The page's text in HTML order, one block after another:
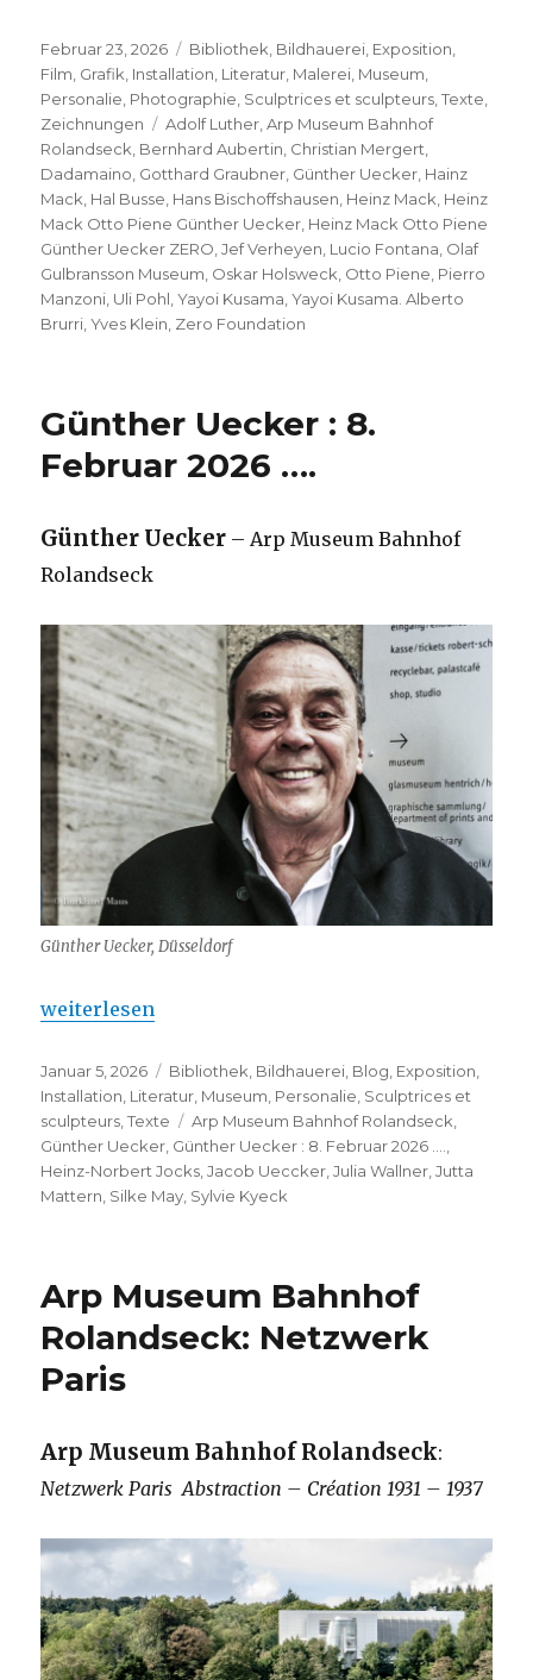
Veröffentlicht
am
Februar 23, 2026 Kategorien
Bibliothek Bildhauerei Exposition
Film Grafik Installation Literatur Malerei Museum
Personalie Photographie Sculptrices et sculpteurs ,Texte
Zeichnungen
Schlagwörter
Adolf Luther ,Arp Museum Bahnhof
Rolandseck Bernhard Aubertin Christian Mergert
Dadamaino Gotthard Graubner Günther Uecker Hainz
Mack Hal Busse Hans Bischoffshausen Heinz Mack Heinz
Mack Otto Piene Günther Uecker Heinz Mack Otto Piene
Günther Uecker ZERO ,Jef Verheyen Lucio Fontana Olaf
Gulbransson Museum Oskar Holsweck Otto Piene Pierro
Manzoni Uli Pohl ,Yayoi Kusama ,Yayoi Kusama. Alberto
Brurri ,Yves Klein Zero Foundation
Günther Uecker : 8.
Februar 2026 ….
Günther Uecker – Arp Museum Bahnhof
Rolandseck
Günther Uecker, Düsseldorf
„Günther Uecker : 8. Februar 2026 ….“
weiterlesen
Veröffentlicht
am
Januar 5, 2026 Kategorien
Bibliothek Bildhauerei Blog Exposition
Installation Literatur Museum Personalie Sculptrices et
sculpteurs ,Texte Schlagwörter
Arp Museum Bahnhof Rolandseck
Günther Uecker Günther Uecker : 8. Februar 2026 ….
Heinz-Norbert Jocks ,Jacob Ueccker ,Julia Wallner ,Jutta
Mattern Silke May Sylvie Kyeck
Arp Museum Bahnhof
Rolandseck: Netzwerk
Paris
Arp Museum Bahnhof Rolandseck:
Netzwerk Paris Abstraction – Création 1931 – 1937